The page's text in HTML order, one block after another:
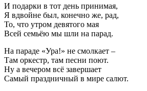
И подарки в тот день принимая,
Я вдвойне был, конечно же, рад,
То, что утром девятого мая
Всей семьёю мы шли на парад.
На параде «Ура!» не смолкает –
Там оркестр, там песни поют.
Ну а вечером всё завершает
Самый праздничный в мире салют.